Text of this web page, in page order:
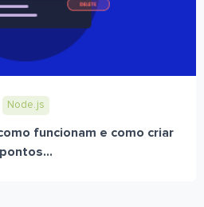
Node.js
funcionam e como criar
pontos...